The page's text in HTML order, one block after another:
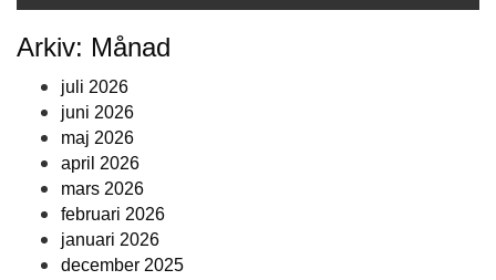
Arkiv: Månad
juli 2026
juni 2026
maj 2026
april 2026
mars 2026
februari 2026
januari 2026
december 2025